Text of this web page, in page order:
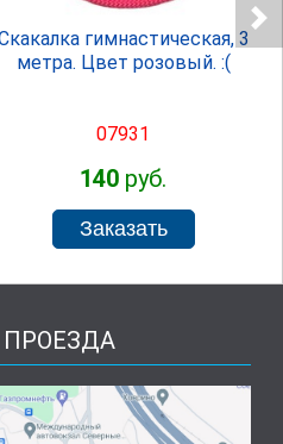
гимнастическая, 3
метра. Цвет розовый. :(
07931
140 руб.